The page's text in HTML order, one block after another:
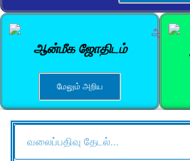
ஆன்மீக ஜோதிடம்
மேலும் அறிய